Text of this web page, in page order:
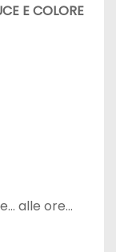
E COLORE
alle ore…